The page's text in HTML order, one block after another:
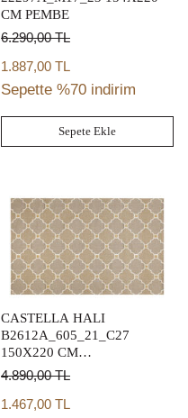
CM PEMBE
6.290,00TL
1.887,00 TL
Sepette %70 indirim
Sepete Ekle
CASTELLA HALI
B2612A_605_21_C27
150X220 CM
KAHVE/KREM/SARI
4.890,00TL
1.467,00 TL